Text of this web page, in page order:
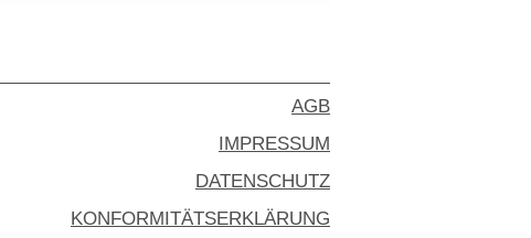
AGB
IMPRESSUM
DATENSCHUTZ
KONFORMITÄTSERKLÄRUNG